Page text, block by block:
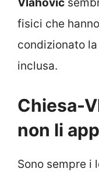
fisici che
condizionato
inclusa.
Chiesa-
non li
Sono sempre i